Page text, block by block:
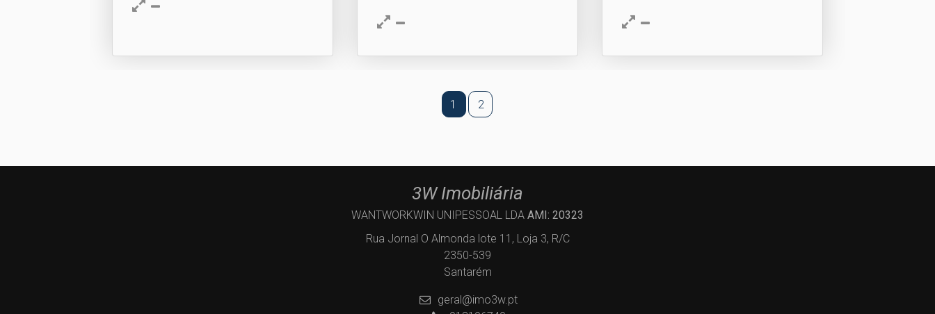
1 2
3W Imobiliária
WANTWORKWIN UNIPESSOAL LDA AMI: 20323
Rua Jornal O Almonda lote 11, Loja 3, R/C
2350-539
Santarém
geral@imo3w.pt